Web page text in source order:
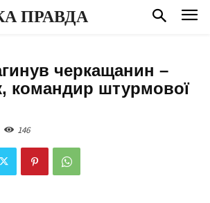
ПРАВДА
черкащанин –
командир штурмової
146